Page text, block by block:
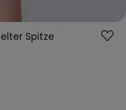
Spitze